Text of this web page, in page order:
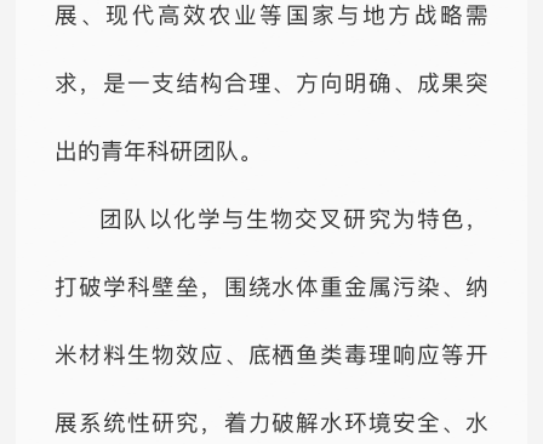
展、现代高效农业等国家与地方战略需
求，是一支结构合理、方向明确、成果突
出的青年科研团队。
团队以化学与生物交叉研究为特色，
打破学科壁垒，围绕水体重金属污染、纳
米材料生物效应、底栖鱼类毒理响应等开
展系统性研究，着力破解水环境安全、水